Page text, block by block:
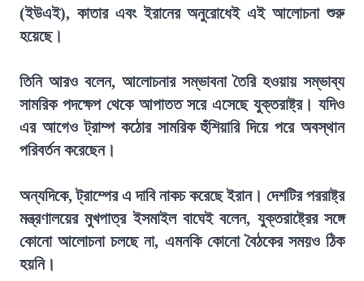
(ইউএই), কাতার এবং ইরানের অনুরোধেই এই আলোচনা শুরু
হয়েছে।
তিনি আরও বলেন, আলোচনার সম্ভাবনা তৈরি হওয়ায় সম্ভাব্য
সামরিক পদক্ষেপ থেকে আপাতত সরে এসেছে যুক্তরাষ্ট্র। যদিও
এর আগেও ট্রাম্প কঠোর সামরিক হুঁশিয়ারি দিয়ে পরে অবস্থান
পরিবর্তন করেছেন।
অন্যদিকে, ট্রাম্পের এ দাবি নাকচ করেছে ইরান। দেশটির পররাষ্ট্র
মন্ত্রণালয়ের মুখপাত্র ইসমাইল বাঘেই বলেন, যুক্তরাষ্ট্রের সঙ্গে
কোনো আলোচনা চলছে না, এমনকি কোনো বৈঠকের সময়ও ঠিক
হয়নি।